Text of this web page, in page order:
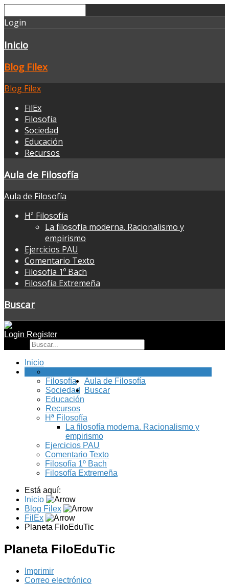
Login
Inicio
Blog Filex
Blog Filex
FilEx
Filosofía
Sociedad
Educación
Recursos
Aula de Filosofía
Aula de Filosofía
Hª Filosofía
La filosofía moderna. Racionalismo y
empirismo
Ejercicios PAU
Comentario Texto
Filosofía 1º Bach
Filosofía Extremeña
Buscar
Login Register
Inicio
Filosofía
Sociedad
Educación
Recursos
Aula de Filosofía
Hª Filosofía
La filosofía moderna. Racionalismo y
empirismo
Ejercicios PAU
Comentario Texto
Filosofía 1º Bach
Filosofía Extremeña
Buscar
Está aquí:
Inicio
Blog Filex
FilEx
Planeta FiloEduTic
Planeta FiloEduTic
Imprimir
Correo electrónico